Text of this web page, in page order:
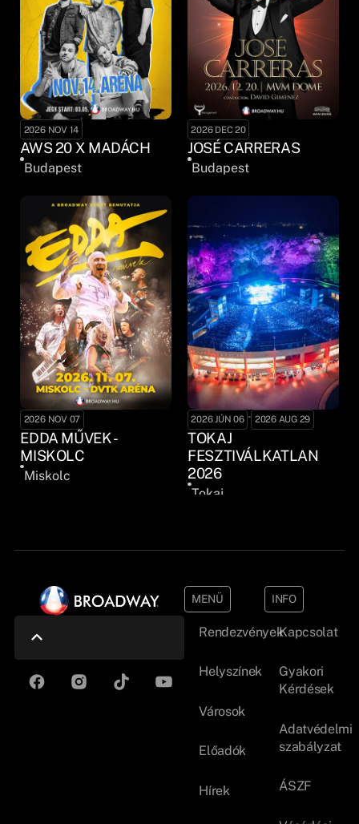
2026 NOV 14
AWS 20 X MADÁCH
Budapest
2026 DEC 20
JOSÉ CARRERAS
Budapest
2026 NOV 07
EDDA MŰVEK -
MISKOLC
Miskolc
2026 JÚN 06 - 2026 AUG 29
TOKAJ
FESZTIVÁLKATLAN
2026
Tokaj
MENÜ
Rendezvények
Helyszínek
Városok
Előadók
Hírek
INFO
Kapcsolat
Gyakori
Kérdések
Adatvédelmi
szabályzat
ÁSZF